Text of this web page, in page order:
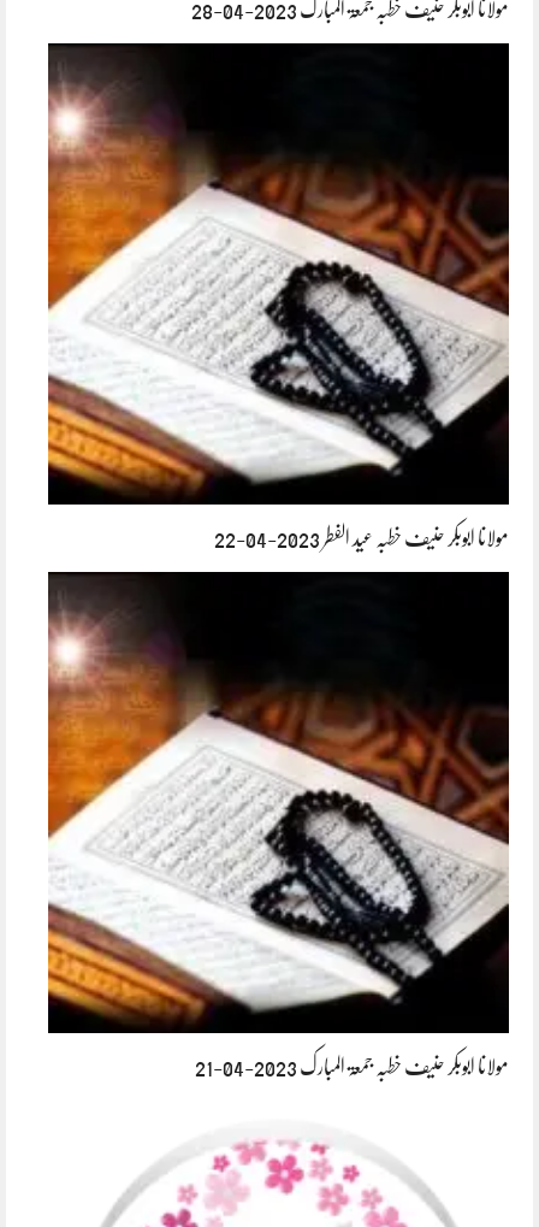
مولانا ابوبکر حنیف خطبہ جمعۃ المبارک 2023-04-28
مولانا ابوبکر حنیف خطبہ عید الفطر 2023-04-22
مولانا ابوبکر حنیف خطبہ جمعۃ المبارک 2023-04-21